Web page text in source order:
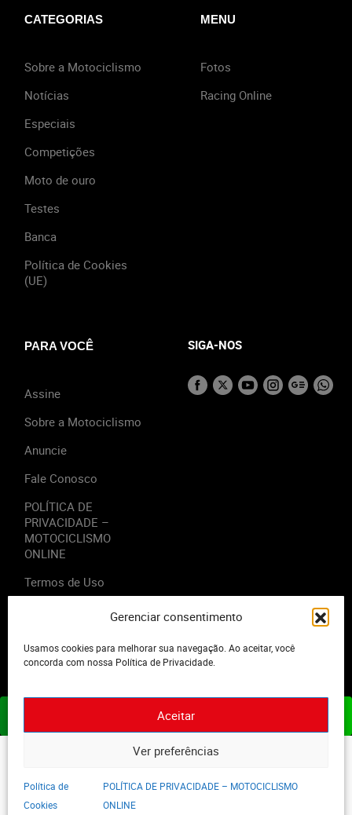
Gerenciar consentimento
Usamos cookies para melhorar sua navegação. Ao aceitar, você
concorda com nossa Política de Privacidade.
Aceitar
Ver preferências
Política de
Cookies
POLÍTICA DE PRIVACIDADE – MOTOCICLISMO
ONLINE
CATEGORIAS
Sobre a Motociclismo
Notícias
Especiais
Competições
Moto de ouro
Testes
Banca
Política de Cookies
(UE)
MENU
Fotos
Racing Online
PARA VOCÊ
Assine
Sobre a Motociclismo
Anuncie
Fale Conosco
POLÍTICA DE
PRIVACIDADE –
MOTOCICLISMO
ONLINE
Termos de Uso
SIGA-NOS
2023 - Editora Motor Midia. Todos os direitos reservados.
ASSINE JÁ